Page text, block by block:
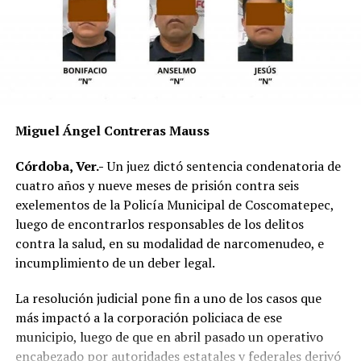
El vehículo presuntamente involucrado también será
parte de las investigaciones para determinar la
mecánica del accidente y establecer si existió
responsabilidad por parte de alguno de los conductores.
Las autoridades exhortaron a los automovilistas y
motociclistas a conducir con precaución, respetar los
límites de velocidad y aumentar la distancia de
seguridad entre vehículos, especialmente durante la
temporada de lluvias, cuando el riesgo de accidentes se
incrementa en las carreteras de la región.
La circulación en la zona se vio afectada por algunos
minutos mientras se realizaban las labores de auxilio y el
levantamiento de indicios por parte de las autoridades.
Posteriormente, el tránsito fue restablecido de manera
normal.
Miguel Ángel Contreras Mauss
Córdoba, Ver.-Un juez dictó sentencia condenatoria de
cuatro años y nueve meses de prisión contra seis
exelementos de la Policía Municipal de Coscomatepec,
luego de encontrarlos responsables de los delitos
contra la salud, en su modalidad de narcomenudeo, e
incumplimiento de un deber legal.
La resolución judicial pone fin a uno de los casos que
más impactó a la corporación policiaca de ese
municipio, luego de que en abril pasado un operativo
encabezado por autoridades estatales y federales derivó